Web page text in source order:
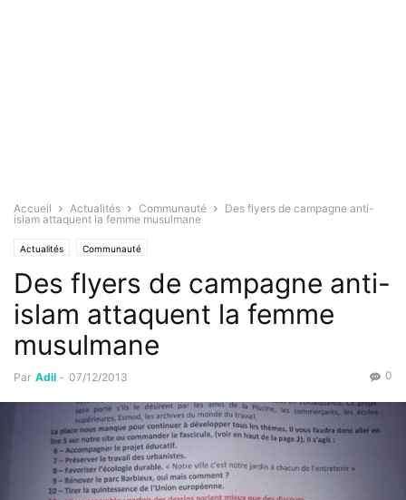
Accueil Actualités Communauté
Des flyers de campagne anti-
islam attaquent la femme musulmane
Actualités Communauté
Des flyers de campagne anti-
islam attaquent la femme
musulmane
Par Adil - 07/12/2013 0